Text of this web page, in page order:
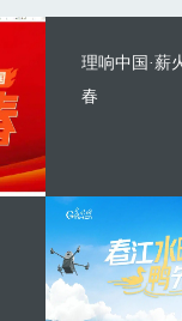
理响中国·薪
春